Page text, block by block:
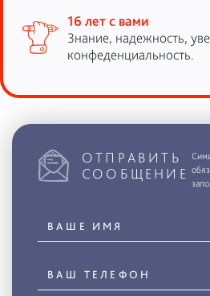
16 лет с вами
Знание, надежность,
конфеденциальность.
ОТПРАВИТЬ
СООБЩЕНИЕ